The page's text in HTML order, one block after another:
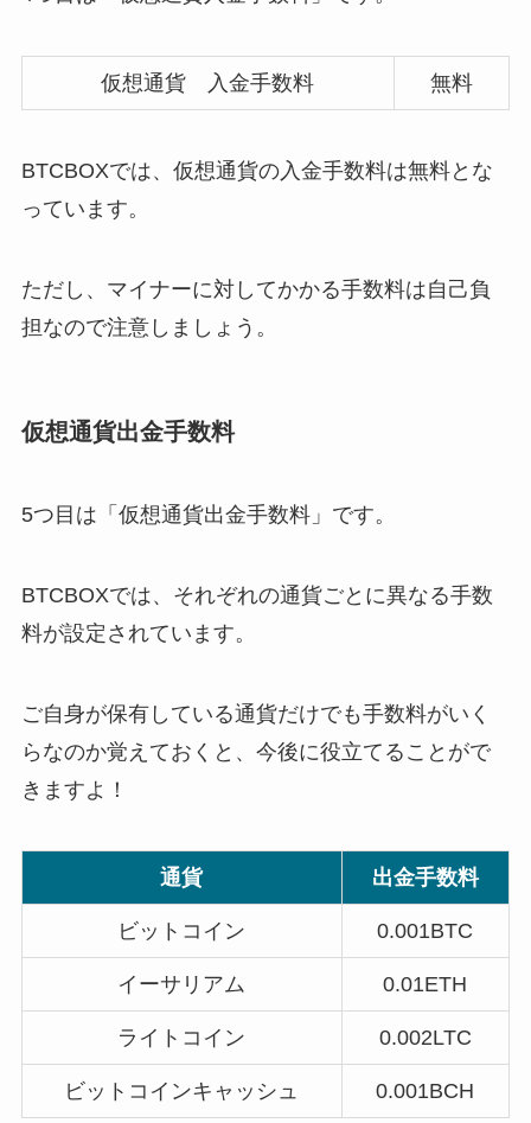
仮想通貨 入金手数料 無料
BTCBOXでは、仮想通貨の入金手数料は無料とな
っています。
ただし、マイナーに対してかかる手数料は自己負
担なので注意しましょう。
仮想通貨出金手数料
5つ目は「仮想通貨出金手数料」です。
BTCBOXでは、それぞれの通貨ごとに異なる手数
料が設定されています。
ご自身が保有している通貨だけでも手数料がいく
らなのか覚えておくと、今後に役立てることがで
きますよ！
通貨 出金手数料
ビットコイン 0.001BTC
イーサリアム 0.01ETH
ライトコイン 0.002LTC
ビットコインキャッシュ 0.001BCH